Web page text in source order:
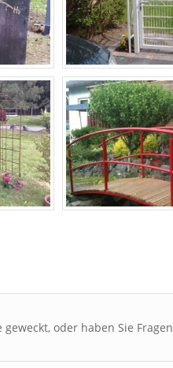
oder haben Sie